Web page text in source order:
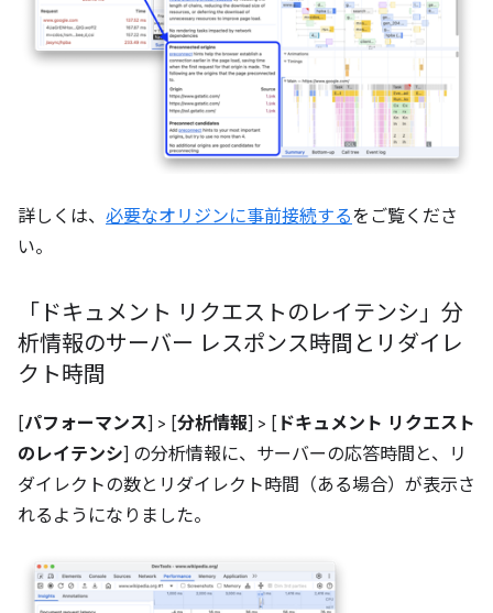
詳しくは、 必要なオリジンに事前接続するをご覧くださ
い。
「ドキュメント リクエストのレイテンシ」分
析情報のサーバー レスポンス時間とリダイレ
クト時間
[パフォーマンス] > [分析情報] > [ ドキュメント リクエスト
のレイテンシ] の分析情報に、サーバーの応答時間と、リ
ダイレクトの数とリダイレクト時間（ある場合）が表示さ
れるようになりました。